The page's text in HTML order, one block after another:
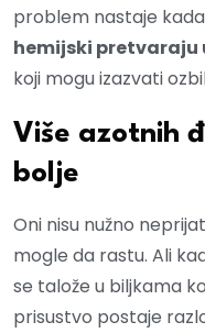
problem nastaje
hemijski pretvaraju
koji mogu izazvati
Više azotnih
bolje
Oni nisu nužno
mogle da rastu. Ali
se talože u biljkama
prisustvo postaje